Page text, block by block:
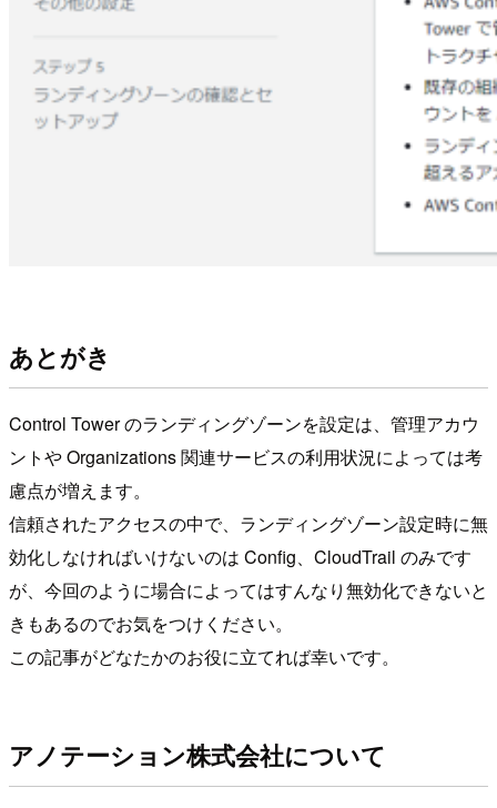
あとがき
Control Tower のランディングゾーンを設定は、管理アカウ
ントや Organizations 関連サービスの利用状況によっては考
慮点が増えます。
信頼されたアクセスの中で、ランディングゾーン設定時に無
効化しなければいけないのは Config、CloudTrail のみです
が、今回のように場合によってはすんなり無効化できないと
きもあるのでお気をつけください。
この記事がどなたかのお役に立てれば幸いです。
アノテーション株式会社について